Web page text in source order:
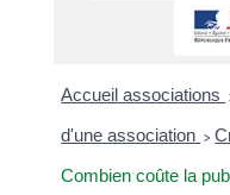
Accueil associations
d'une association >
Combien coûte la